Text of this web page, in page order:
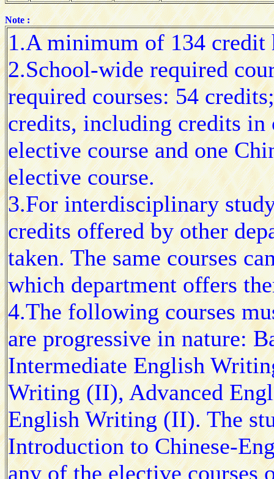
Note :
1.A minimum of 134 credit
2.School-wide required
required courses: 54
credits, including credits in
elective course and one
elective course.
3.For interdisciplinary
credits offered by other
taken. The same courses
which department offers
4.The following courses
are progressive in nature:
Intermediate English
Writing (II), Advanced
English Writing (II). The
Introduction to Chinese-
any of the elective courses